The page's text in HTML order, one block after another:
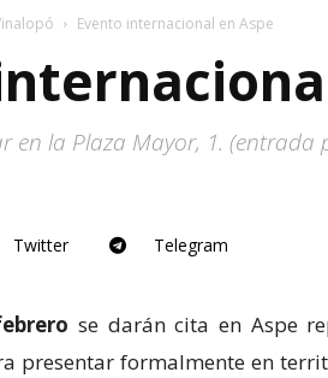
Evento internacional en Aspe
en la Plaza Mayor, 1. (entrada
Twitter Telegram
se darán cita en Aspe
presentar formalmente en